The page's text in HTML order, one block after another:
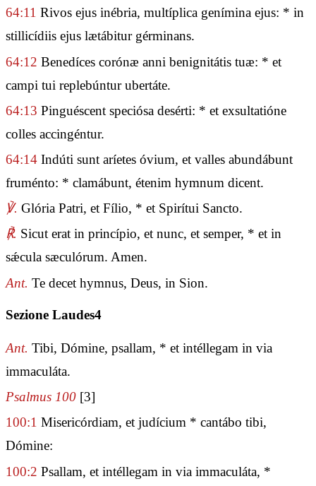
64:11 Rivos ejus inébria, multíplica genímina ejus: * in
stillicídiis ejus lætábitur gérminans.
64:12 Benedíces corónæ anni benignitátis tuæ: * et
campi tui replebúntur ubertáte.
64:13 Pinguéscent speciósa desérti: * et exsultatióne
colles accingéntur.
64:14 Indúti sunt aríetes óvium, et valles abundábunt
fruménto: * clamábunt, étenim hymnum dicent.
℣. Glória Patri, et Fílio, * et Spirítui Sancto.
℟. Sicut erat in princípio, et nunc, et semper, * et in
sǽcula sæculórum. Amen.
Ant. Te decet hymnus, Deus, in Sion.
Sezione Laudes4
Ant. Tibi, Dómine, psallam, * et intéllegam in via
immaculáta.
Psalmus 100 [3]
100:1 Misericórdiam, et judícium * cantábo tibi,
Dómine:
100:2 Psallam, et intéllegam in via immaculáta, *